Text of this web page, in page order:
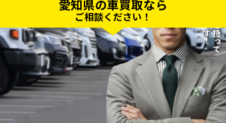
電話か出張か、高い方の査定を提案。
だから高価買取!
愛知県の車買取なら
ご相談ください！
20秒で入力完了！
無料で カンタンWeb査定
ご依頼いただいたお車を丁寧に査定いたします